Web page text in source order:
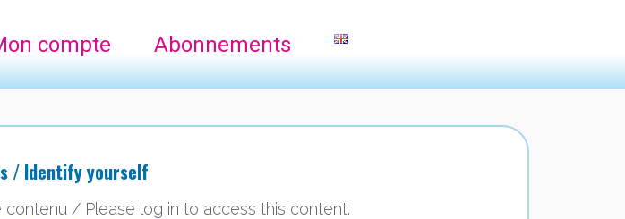
compte Abonnements
/ Identify yourself
/ Please log in to access this content.